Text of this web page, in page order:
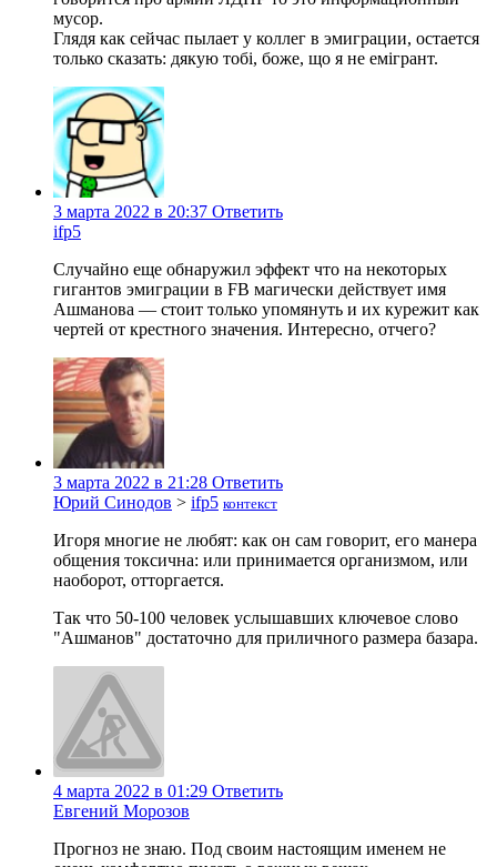
мусор.
Глядя как сейчас пылает у коллег в эмиграции, остается
только сказать: дякую тобі, боже, що я не емігрант.
3 марта 2022 в 20:37 Ответить
ifp5
Случайно еще обнаружил эффект что на некоторых
гигантов эмиграции в FB магически действует имя
Ашманова — стоит только упомянуть и их курежит как
чертей от крестного значения. Интересно, отчего?
3 марта 2022 в 21:28 Ответить
Юрий Синодов > ifp5 контекст
Игоря многие не любят: как он сам говорит, его манера
общения токсична: или принимается организмом, или
наоборот, отторгается.
Так что 50-100 человек услышавших ключевое слово
"Ашманов" достаточно для приличного размера базара.
4 марта 2022 в 01:29 Ответить
Евгений Морозов
Прогноз не знаю. Под своим настоящим именем не